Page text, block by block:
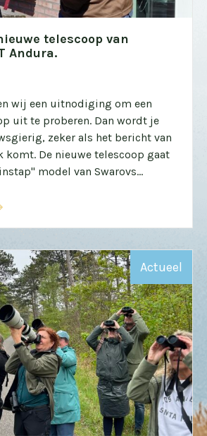
telescoop van
Andura.
wij een uitnodiging om een
uit te proberen. Dan wordt je
zeker als het bericht van
komt. De nieuwe telescoop gaat
model van Swarovs...
Actueel